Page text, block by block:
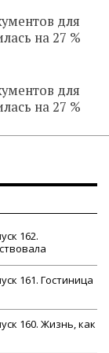
для
на 27 %
для
на 27 %
162.
161. Гостиница
160. Жизнь, как